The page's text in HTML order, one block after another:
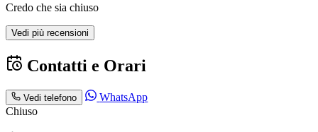
Credo che sia chiuso
Vedi più recensioni
Contatti e Orari
Vedi telefono
WhatsApp
Chiuso